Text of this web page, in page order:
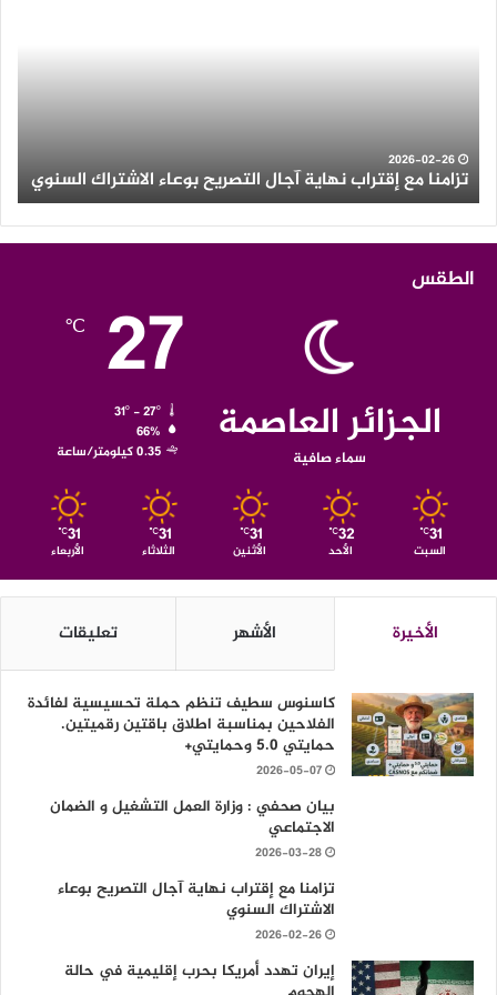
السنوي
2026-02-26
تزامنا مع إقتراب نهاية آجال التصريح بوعاء الاشتراك السنوي
الطقس
الجزائر العاصمة
سماء صافية
27
℃
31º - 27º
66%
0.35 كيلومتر/ساعة
31
℃
السبت
32
℃
الأحد
31
℃
الأثنين
31
℃
الثلاثاء
31
℃
الأربعاء
الأخيرة الأشهر تعليقات
كاسنوس سطيف تنظم حملة تحسيسية لفائدة
الفلاحين بمناسبة اطلاق باقتين رقميتين.
حمايتي 5.0 وحمايتي+
2026-05-07
بيان صحفي : وزارة العمل التشغيل و الضمان
الاجتماعي
2026-03-28
تزامنا مع إقتراب نهاية آجال التصريح بوعاء
الاشتراك السنوي
2026-02-26
إيران تهدد أمريكا بحرب إقليمية في حالة